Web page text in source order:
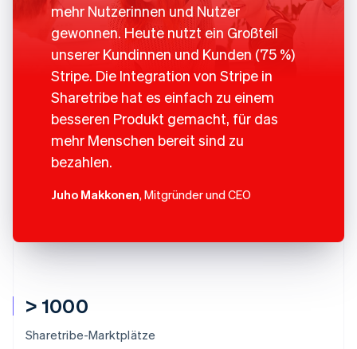
> 1000
Sharetribe-Marktplätze
mehr Nutzerinnen und Nutzer
gewonnen. Heute nutzt ein Großteil
unserer Kundinnen und Kunden (75 %)
Stripe. Die Integration von Stripe in
Sharetribe hat es einfach zu einem
besseren Produkt gemacht, für das
mehr Menschen bereit sind zu
bezahlen.
Juho Makkonen, Mitgründer und CEO